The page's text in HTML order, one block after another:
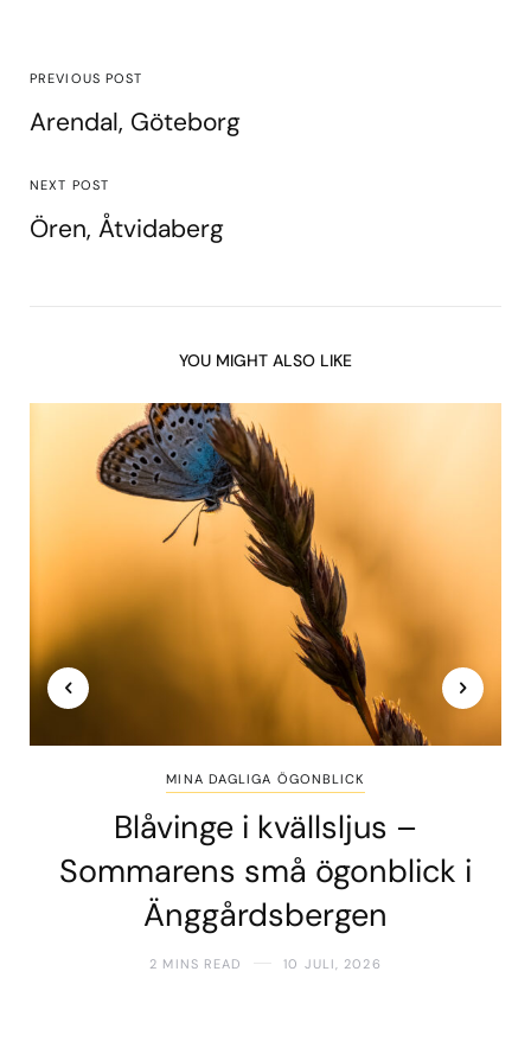
PREVIOUS POST
Arendal, Göteborg
NEXT POST
Ören, Åtvidaberg
YOU MIGHT ALSO LIKE
MINA DAGLIGA ÖGONBLICK
Blåvinge i kvällsljus –
Sommarens små ögonblick i
Änggårdsbergen
2 MINS READ 10 JULI, 2026